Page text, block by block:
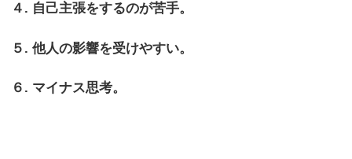
４. 自己主張をするのが苦手。
５. 他人の影響を受けやすい。
６. マイナス思考。